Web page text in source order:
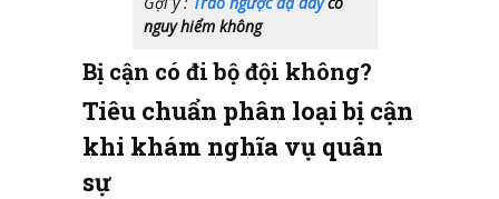
nguy hiểm không
Bị cận có đi bộ đội không?
Tiêu chuẩn phân loại bị cận
khi khám nghĩa vụ quân
sự